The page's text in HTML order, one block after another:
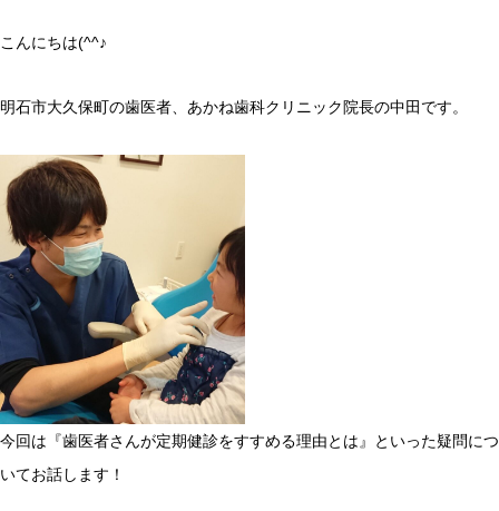
こんにちは(^^♪
明石市大久保町の歯医者、あかね歯科クリニック院長の中田です。
今回は『歯医者さんが定期健診をすすめる理由とは』といった疑問につ
いてお話します！